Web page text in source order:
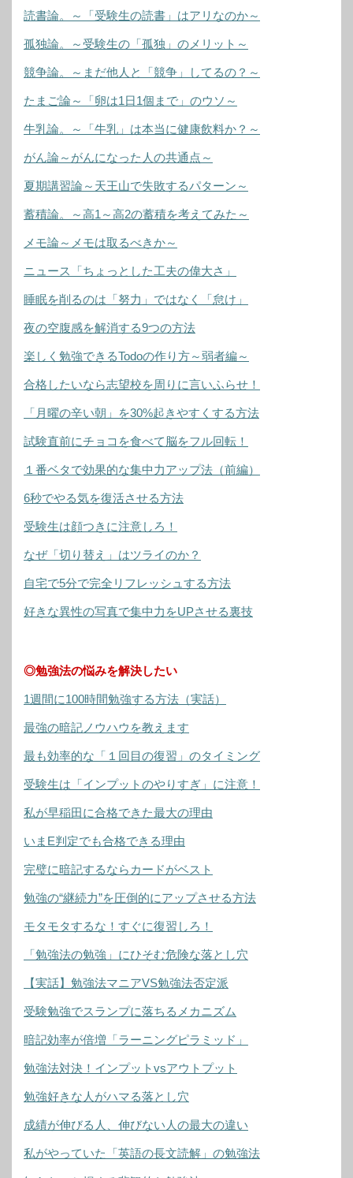
読書論。～「受験生の読書」はアリなのか～
孤独論。～受験生の「孤独」のメリット～
競争論。～まだ他人と「競争」してるの？～
たまご論～「卵は1日1個まで」のウソ～
牛乳論。～「牛乳」は本当に健康飲料か？～
がん論～がんになった人の共通点～
夏期講習論～天王山で失敗するパターン～
蓄積論。～高1～高2の蓄積を考えてみた～
メモ論～メモは取るべきか～
ニュース「ちょっとした工夫の偉大さ」
睡眠を削るのは「努力」ではなく「怠け」
夜の空腹感を解消する9つの方法
楽しく勉強できるTodoの作り方～弱者編～
合格したいなら志望校を周りに言いふらせ！
「月曜の辛い朝」を30%起きやすくする方法
試験直前にチョコを食べて脳をフル回転！
１番ベタで効果的な集中力アップ法（前編）
6秒でやる気を復活させる方法
受験生は顔つきに注意しろ！
なぜ「切り替え」はツライのか？
自宅で5分で完全リフレッシュする方法
好きな異性の写真で集中力をUPさせる裏技
◎勉強法の悩みを解決したい
1週間に100時間勉強する方法（実話）
最強の暗記ノウハウを教えます
最も効率的な「１回目の復習」のタイミング
受験生は「インプットのやりすぎ」に注意！
私が早稲田に合格できた最大の理由
いまE判定でも合格できる理由
完璧に暗記するならカードがベスト
勉強の“継続力”を圧倒的にアップさせる方法
モタモタするな！すぐに復習しろ！
「勉強法の勉強」にひそむ危険な落とし穴
【実話】勉強法マニアVS勉強法否定派
受験勉強でスランプに落ちるメカニズム
暗記効率が倍増「ラーニングピラミッド」
勉強法対決！インプットvsアウトプット
勉強好きな人がハマる落とし穴
成績が伸びる人、伸びない人の最大の違い
私がやっていた「英語の長文読解」の勉強法